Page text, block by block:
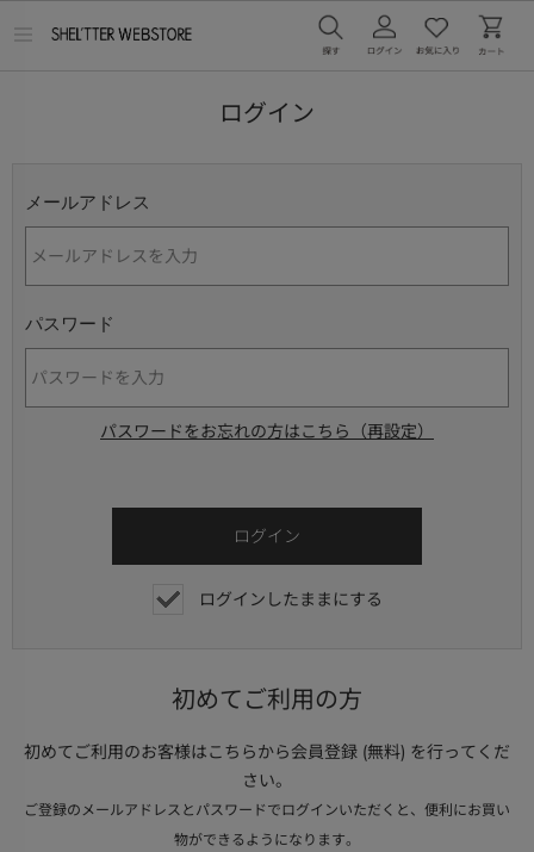
ログイン
メールアドレス
パスワード
パスワードをお忘れの方はこちら（再設定）
ログインしたままにする
初めてご利用の方
初めてご利用のお客様はこちらから会員登録 (無料) を行ってくだ
さい。
ご登録のメールアドレスとパスワードでログインいただくと、便利にお買い
物ができるようになります。